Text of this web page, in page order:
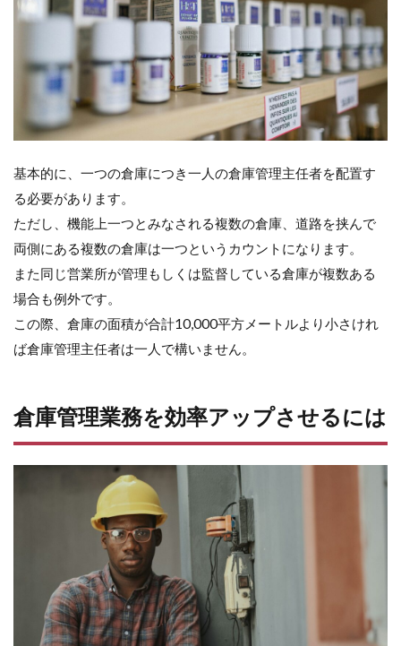
基本的に、一つの倉庫につき一人の倉庫管理主任者を配置す
る必要があります。
ただし、機能上一つとみなされる複数の倉庫、道路を挟んで
両側にある複数の倉庫は一つというカウントになります。
また同じ営業所が管理もしくは監督している倉庫が複数ある
場合も例外です。
この際、倉庫の面積が合計10,000平方メートルより小さけれ
ば倉庫管理主任者は一人で構いません。
倉庫管理業務を効率アップさせるには